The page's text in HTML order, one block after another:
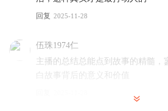
回复 2025-11-28
伍珠1974仁
主播的总结总能点到故事的精髓，
白故事背后的意义和价值